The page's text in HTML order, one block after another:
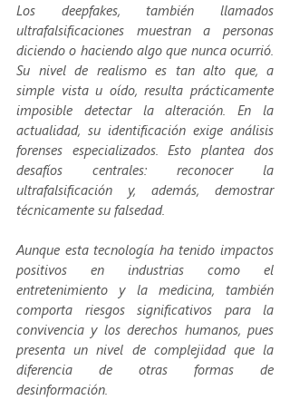
Los deepfakes, también llamados
ultrafalsificaciones muestran a personas
diciendo o haciendo algo que nunca ocurrió.
Su nivel de realismo es tan alto que, a
simple vista u oído, resulta prácticamente
imposible detectar la alteración. En la
actualidad, su identificación exige análisis
forenses especializados. Esto plantea dos
desafíos centrales: reconocer la
ultrafalsificación y, además, demostrar
técnicamente su falsedad.
Aunque esta tecnología ha tenido impactos
positivos en industrias como el
entretenimiento y la medicina, también
comporta riesgos significativos para la
convivencia y los derechos humanos, pues
presenta un nivel de complejidad que la
diferencia de otras formas de
desinformación.